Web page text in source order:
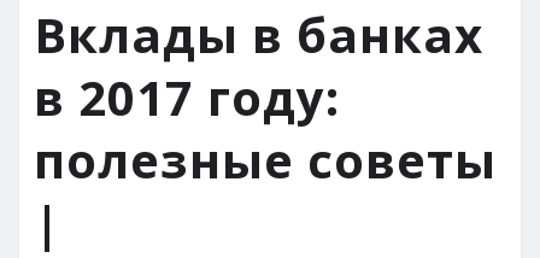
Вклады в банках
в 2017 году:
полезные советы
|